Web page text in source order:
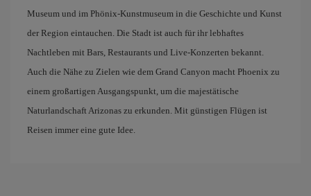
Museum und im Phönix-Kunstmuseum in die Geschichte und Kunst
der Region eintauchen. Die Stadt ist auch für ihr lebhaftes
Nachtleben mit Bars, Restaurants und Live-Konzerten bekannt.
Auch die Nähe zu Zielen wie dem Grand Canyon macht Phoenix zu
einem großartigen Ausgangspunkt, um die majestätische
Naturlandschaft Arizonas zu erkunden. Mit günstigen Flügen ist
Reisen immer eine gute Idee.